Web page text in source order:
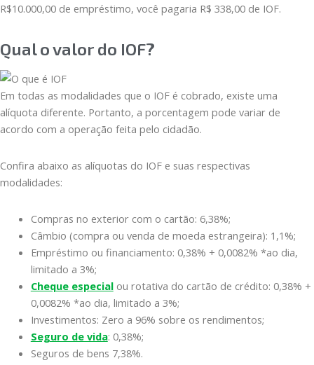
R$10.000,00 de empréstimo, você pagaria R$ 338,00 de IOF.
Qual o valor do IOF?
Em todas as modalidades que o IOF é cobrado, existe uma
alíquota diferente. Portanto, a porcentagem pode variar de
acordo com a operação feita pelo cidadão.
Confira abaixo as alíquotas do IOF e suas respectivas
modalidades:
Compras no exterior com o cartão: 6,38%;
Câmbio (compra ou venda de moeda estrangeira): 1,1%;
Empréstimo ou financiamento: 0,38% + 0,0082% *ao dia,
limitado a 3%;
Cheque especialou rotativa do cartão de crédito: 0,38% +
0,0082% *ao dia, limitado a 3%;
Investimentos: Zero a 96% sobre os rendimentos;
Seguro de vida: 0,38%;
Seguros de bens 7,38%.